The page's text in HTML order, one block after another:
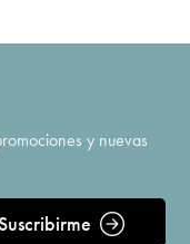
y nuevas